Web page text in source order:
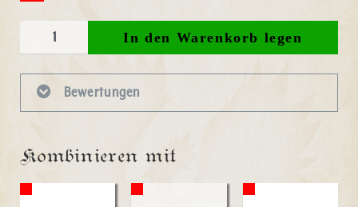
Bewertungen
Kombinieren mit